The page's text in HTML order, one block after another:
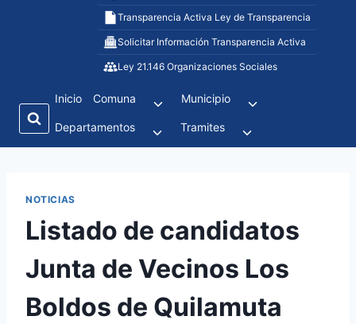
Transparencia Activa Ley de Transparencia
Solicitar Información Transparencia Activa
Ley 21.146 Organizaciones Sociales
Inicio Comuna Municipio
Departamentos Tramites
NOTICIAS
Listado de candidatos
Junta de Vecinos Los
Boldos de Quilamuta